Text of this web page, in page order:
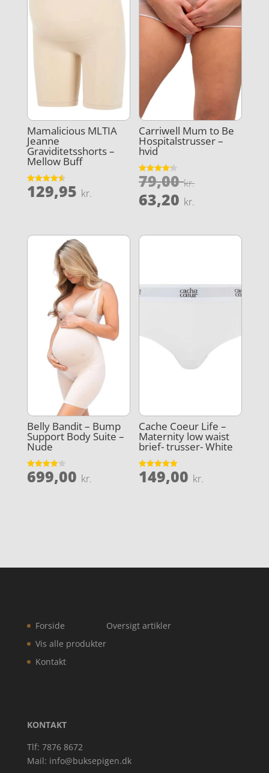
Mamalicious MLTIA
Jeanne
Graviditetsshorts –
Mellow Buff
Vurderet
4.6
129,95 kr.
Carriwell Mum to Be
Hospitalstrusser –
hvid
Vurderet
4.2
79,00kr.Den
79,00 kr..
63,20 kr.
pris
Belly Bandit – Bump
Support Body Suite –
Nude
Vurderet
4.1
699,00 kr.
Cache Coeur Life –
Maternity low waist
brief- trusser- White
Vurderet
5
149,00 kr.
Forside
Vis alle produkter
Kontakt
Oversigt artikler
KONTAKT
Tlf: 7876 8672
Mail: info@buksepigen.dk